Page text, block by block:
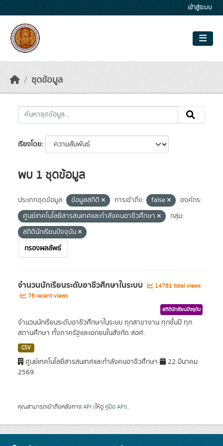
เข้าสู่ระบบ
ชุดข้อมูล
เรียงโดย
พบ 1 ชุดข้อมูล
ประเภทชุดข้อมูล: ข้อมูลสถิติ การเข้าถึง: false
องค์กร:
ศูนย์เทคโนโลยีสารสนเทศและกำลังคนอาชีวศึกษา
กลุ่ม:
สถิตินักเรียนปัจจุบัน
กรองผลลัพธ์
จำนวนนักเรียนระดับอาชีวศึกษาในระบบ
14781 total views
78 recent views
สถิตินักเรียนปัจจุบัน
จำนวนนักเรียนระดับอาชีวศึกษาในระบบ ทุกสาขางาน ทุกชั้นปี ทุก
สถานศึกษา ทั้งภาครัฐและเอกชนในสังกัด สอศ.
CSV
ศูนย์เทคโนโลยีสารสนเทศและกำลังคนอาชีวศึกษา
22 มีนาคม
2569
คุณสามารถเข้าถึงคลังทาง API (ให้ดู คู่มือ API).